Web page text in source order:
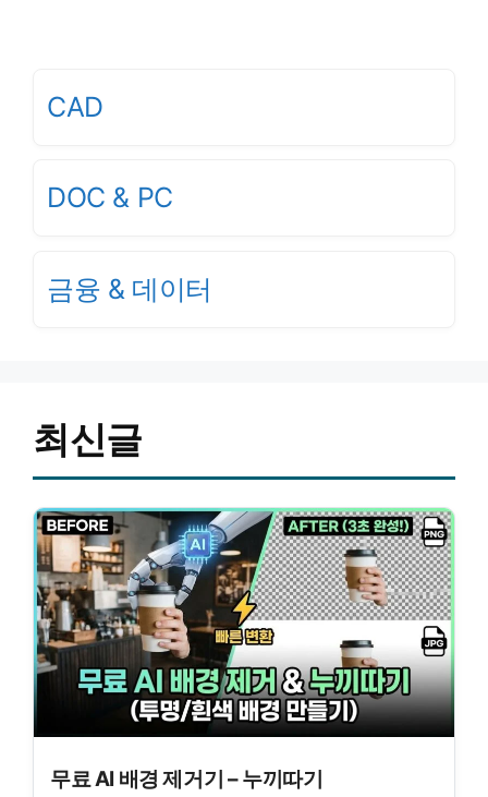
CAD
DOC & PC
금융 & 데이터
최신글
무료 AI 배경 제거기 – 누끼따기